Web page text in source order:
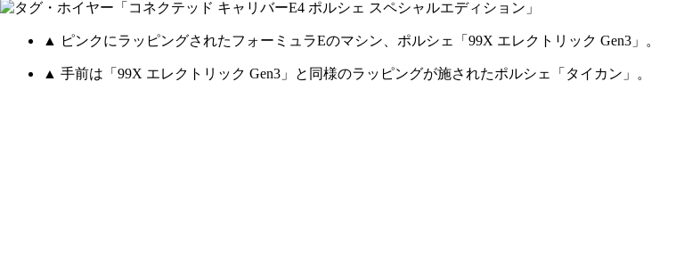
▲ ピンクにラッピングされたフォーミュラEのマシン、ポルシェ「99X エレクトリック Gen3」。
▲ 手前は「99X エレクトリック Gen3」と同様のラッピングが施されたポルシェ「タイカン」。